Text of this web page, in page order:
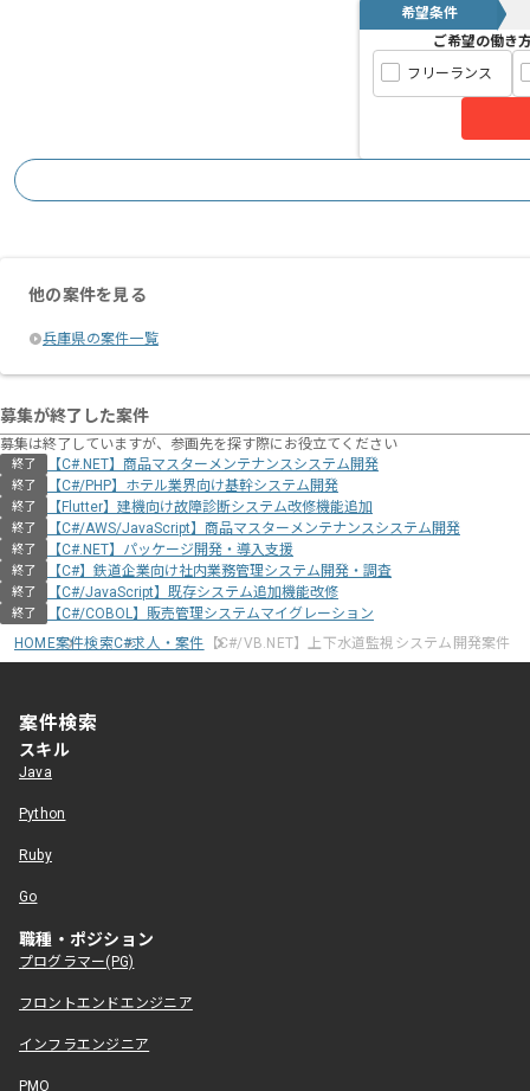
希望条件
ご希望の働き
フリーランス
他の案件を見る
兵庫県の案件一覧
募集が終了した案件
募集は終了していますが、参画先を探す際にお役立てください
終了 【C#.NET】商品マスターメンテナンスシステム開発
終了 【C#/PHP】ホテル業界向け基幹システム開発
終了 【Flutter】建機向け故障診断システム改修機能追加
終了 【C#/AWS/JavaScript】商品マスターメンテナンスシステム開発
終了 【C#.NET】パッケージ開発・導入支援
終了 【C#】鉄道企業向け社内業務管理システム開発・調査
終了 【C#/JavaScript】既存システム追加機能改修
終了
【C#/COBOL】販売管理システムマイグレーション
HOME案件検索C#求人・案件 【C#/VB.NET】上下水道監視システム開発案件
案件検索
スキル
Java
Python
Ruby
Go
職種・ポジション
プログラマー(PG)
フロントエンドエンジニア
インフラエンジニア
PMO